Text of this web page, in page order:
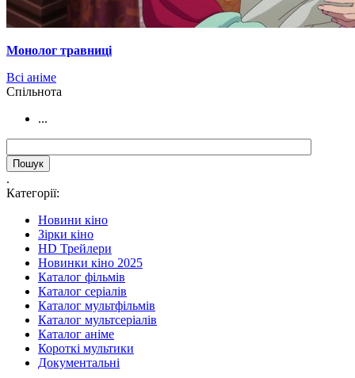
Монолог травниці
Всі аніме
Cпільнота
...
.
Категорії:
Новини кіно
Зірки кіно
HD Трейлери
Новинки кіно 2025
Каталог фільмів
Каталог серіалів
Каталог мультфільмів
Каталог мультсеріалів
Каталог аніме
Короткі мультики
Документальні